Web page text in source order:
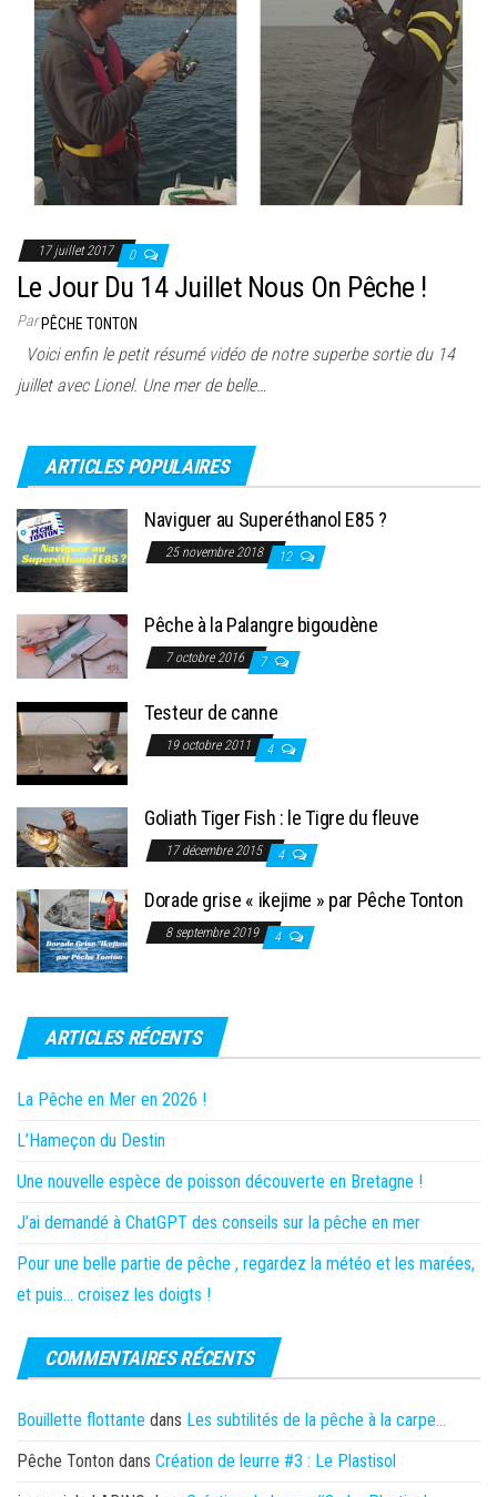
17 juillet 2017 0
Le Jour Du 14 Juillet Nous On Pêche !
ParPÊCHE TONTON
Voici enfin le petit résumé vidéo de notre superbe sortie du 14
juillet avec Lionel. Une mer de belle…
ARTICLES POPULAIRES
Naviguer au Superéthanol E85 ?
25 novembre 2018 12
Pêche à la Palangre bigoudène
7 octobre 2016 7
Testeur de canne
19 octobre 2011 4
Goliath Tiger Fish : le Tigre du fleuve
17 décembre 2015 4
Dorade grise « ikejime » par Pêche Tonton
8 septembre 2019 4
ARTICLES RÉCENTS
La Pêche en Mer en 2026 !
L’Hameçon du Destin
Une nouvelle espèce de poisson découverte en Bretagne !
J’ai demandé à ChatGPT des conseils sur la pêche en mer
Pour une belle partie de pêche , regardez la météo et les marées,
et puis… croisez les doigts !
COMMENTAIRES RÉCENTS
Bouillette flottante dans Les subtilités de la pêche à la carpe…
Pêche Tonton dans Création de leurre #3 : Le Plastisol